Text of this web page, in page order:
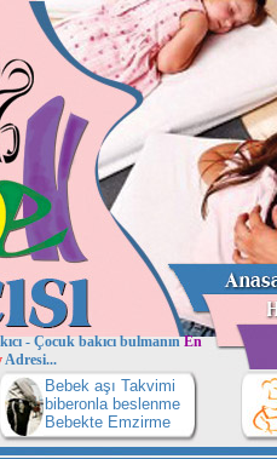
- Çocuk bakıcı bulmanınEn
Adresi...
Bebek aşı Takvimi
biberonla beslenme
Bebekte Emzirme